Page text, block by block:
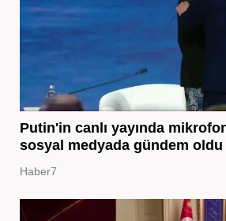
Putin'in canlı yayında
sosyal medyada gündem oldu
Haber7